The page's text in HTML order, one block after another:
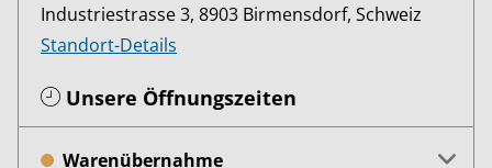
Industriestrasse 3, 8903 Birmensdorf, Schweiz
Standort-Details
Unsere Öffnungszeiten
Warenübernahme